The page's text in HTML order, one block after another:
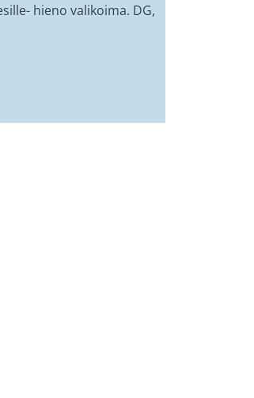
hieno valikoima. DG,